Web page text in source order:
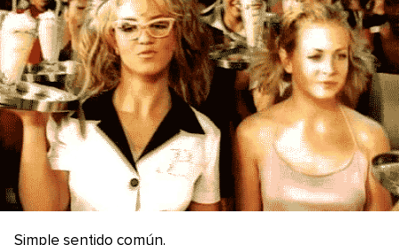
Simple sentido común.